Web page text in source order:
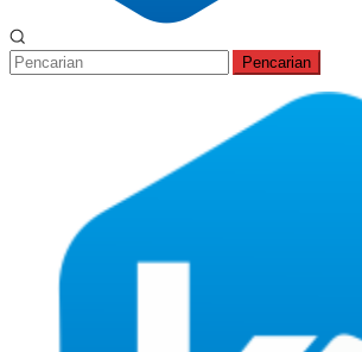
Pencarian